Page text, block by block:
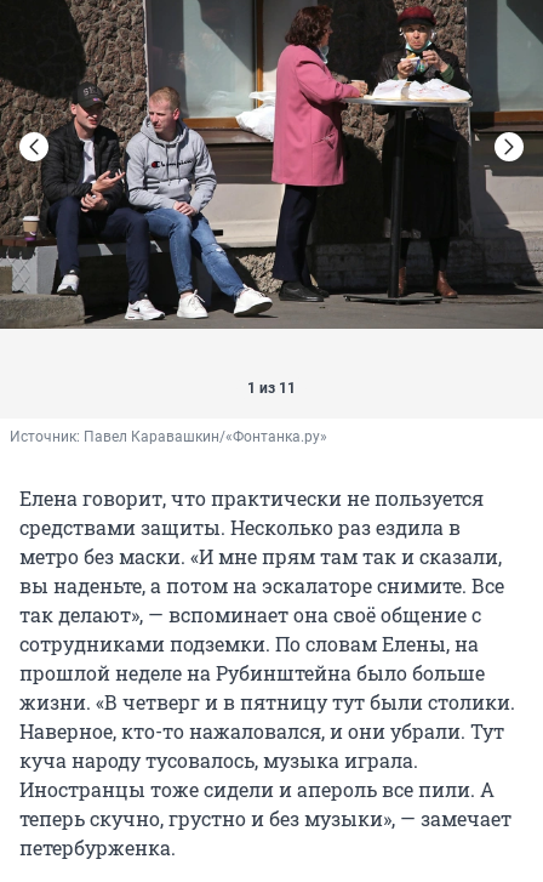
1 из 11
Источник: Павел Каравашкин/«Фонтанка.ру»
Елена говорит, что практически не пользуется
средствами защиты. Несколько раз ездила в
метро без маски. «И мне прям там так и сказали,
вы наденьте, а потом на эскалаторе снимите. Все
так делают», — вспоминает она своё общение с
сотрудниками подземки. По словам Елены, на
прошлой неделе на Рубинштейна было больше
жизни. «В четверг и в пятницу тут были столики.
Наверное, кто-то нажаловался, и они убрали. Тут
куча народу тусовалось, музыка играла.
Иностранцы тоже сидели и апероль все пили. А
теперь скучно, грустно и без музыки», — замечает
петербурженка.